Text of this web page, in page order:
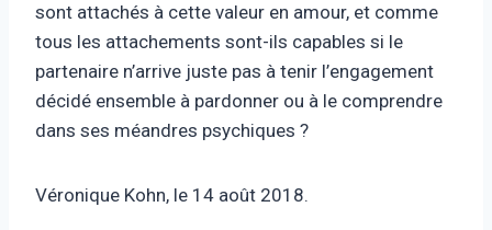
sont attachés à cette valeur en amour, et comme
tous les attachements sont-ils capables si le
partenaire n’arrive juste pas à tenir l’engagement
décidé ensemble à pardonner ou à le comprendre
dans ses méandres psychiques ?
Véronique Kohn, le 14 août 2018.